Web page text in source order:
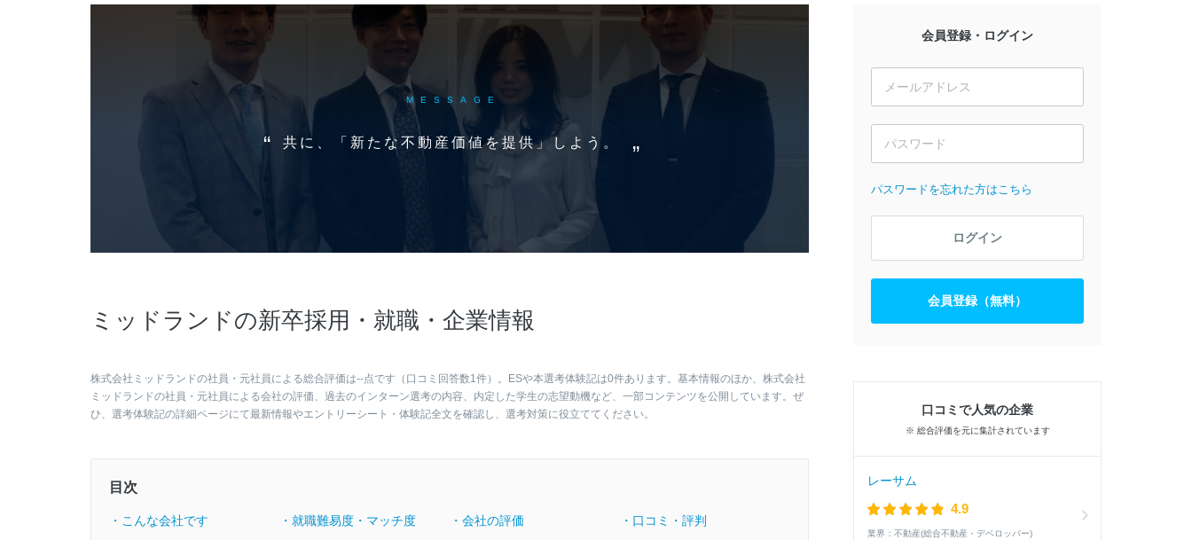
MESSAGE
共に、「新たな不動産価値を提供」しよう。
ミッドランドの新卒採用・就職・企業情報
株式会社ミッドランドの社員・元社員による総合評価は--点です（口コミ回答数1件）。ESや本選考体験記は0件あります。基本情報のほか、株式会社
ミッドランドの社員・元社員による会社の評価、過去のインターン選考の内容、内定した学生の志望動機など、一部コンテンツを公開しています。ぜ
ひ、選考体験記の詳細ページにて最新情報やエントリーシート・体験記全文を確認し、選考対策に役立ててください。
目次
・こんな会社です ・就職難易度・マッチ度 ・会社の評価 ・口コミ・評判
会員登録・ログイン
パスワードを忘れた方はこちら
ログイン
会員登録（無料）
口コミで人気の企業
※ 総合評価を元に集計されています
レーサム
4.9
業界： 不動産(総合不動産・デベロッパー)